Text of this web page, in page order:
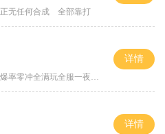
无任何合成 全部靠打
率零冲全满玩全服一夜终极
详情
详情